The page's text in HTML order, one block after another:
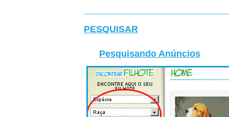
PESQUISAR
Pesquisando Anúncios